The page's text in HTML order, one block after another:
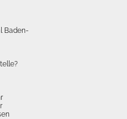
Baden-